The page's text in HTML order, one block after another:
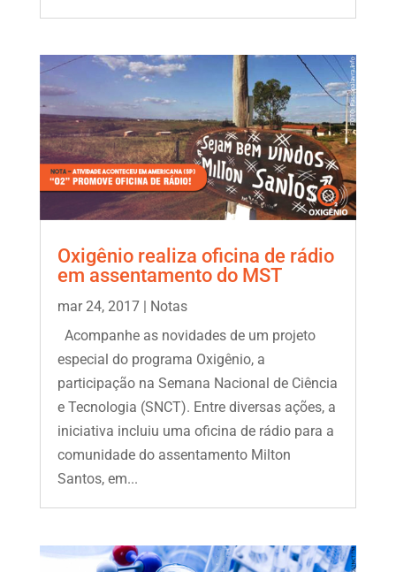
Oxigênio realiza oficina de rádio
em assentamento do MST
mar 24, 2017|
Notas
Acompanhe as novidades de um projeto
especial do programa Oxigênio, a
participação na Semana Nacional de Ciência
e Tecnologia (SNCT). Entre diversas ações, a
iniciativa incluiu uma oficina de rádio para a
comunidade do assentamento Milton
Santos, em...